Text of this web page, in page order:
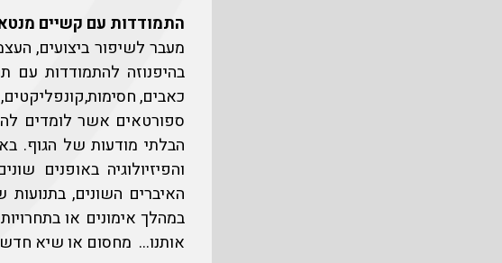
התמודדות עם קשיים
מעבר לשיפור ביצועים,
בהיפנוזה להתמודדות עם
כאבים,
ספורטאים אשר לומדים
הבלתי מודעות של הגוף.
והפיזיולוגיה באופנים
האיברים השונים,
במהלך אימונים או
אותנו… מחסום או שיא